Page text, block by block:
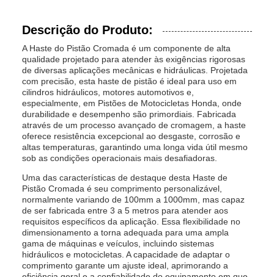
Descrição do Produto:
A Haste do Pistão Cromada é um componente de alta
qualidade projetado para atender às exigências rigorosas
de diversas aplicações mecânicas e hidráulicas. Projetada
com precisão, esta haste de pistão é ideal para uso em
cilindros hidráulicos, motores automotivos e,
especialmente, em Pistões de Motocicletas Honda, onde
durabilidade e desempenho são primordiais. Fabricada
através de um processo avançado de cromagem, a haste
oferece resistência excepcional ao desgaste, corrosão e
altas temperaturas, garantindo uma longa vida útil mesmo
sob as condições operacionais mais desafiadoras.
Uma das características de destaque desta Haste de
Pistão Cromada é seu comprimento personalizável,
normalmente variando de 100mm a 1000mm, mas capaz
de ser fabricada entre 3 a 5 metros para atender aos
requisitos específicos da aplicação. Essa flexibilidade no
dimensionamento a torna adequada para uma ampla
gama de máquinas e veículos, incluindo sistemas
hidráulicos e motocicletas. A capacidade de adaptar o
comprimento garante um ajuste ideal, aprimorando a